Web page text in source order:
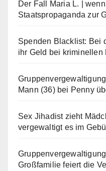
Der Fall Maria L. |
Staatspropaganda zur
Spenden Blacklist: Bei
ihr Geld bei kriminellen
Mann (36) bei Penny
Sex Jihadist zieht
vergewaltigt es im
Großfamilie feiert die